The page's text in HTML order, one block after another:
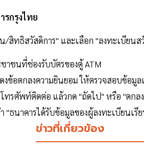
รกรุงไทย
/สิทธิสวัสดิการ" และเลือก "ลงทะเบียนส
าชนที่ช่องรับบัตรของตู้ ATM
ข้อตกลงความยินยอม ให้ตรวจสอบข้อมู
ทรศัพท์ติดต่อ แล้วกด "ถัดไป" หรือ "ตกล
"ธนาคารได้รับข้อมูลของผู้ลงทะเบียนเรี
ข่าวที่เกี่ยวข้อง